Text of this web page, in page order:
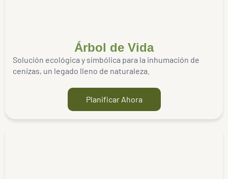
Árbol de Vida
Solución ecológica y simbólica para la inhumación de
cenizas, un legado lleno de naturaleza.
Planificar Ahora